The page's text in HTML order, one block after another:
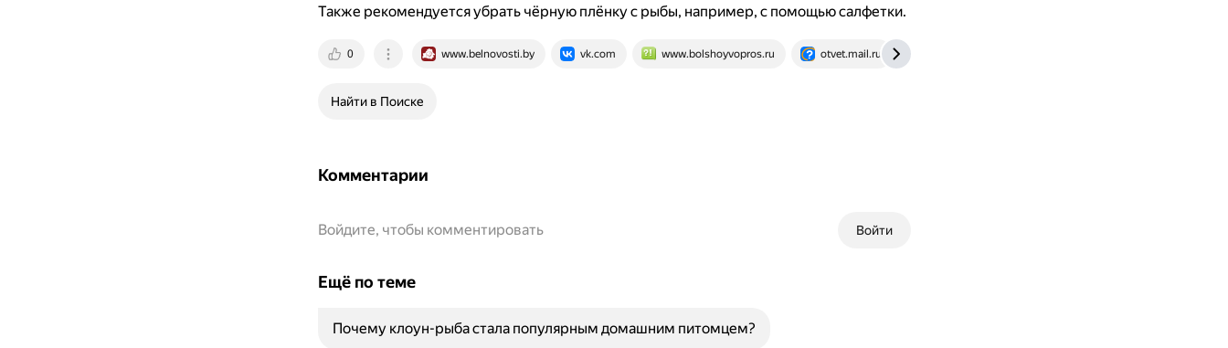
Также рекомендуется убрать чёрную плёнку с рыбы, например, с помощью салфетки.
0 www.belnovosti.by vk.com www.bolshoyvopros.ru otvet.mail.ru
Найти в Поиске
Комментарии
Войти
Войдите, чтобы комментировать
Ещё по теме
Почему клоун-рыба стала популярным домашним питомцем?